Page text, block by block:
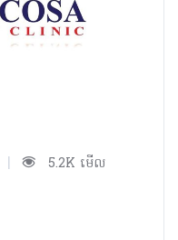
| 5.2K មើល